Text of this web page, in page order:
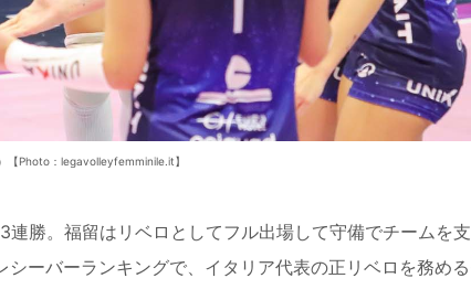
【Photo：legavolleyfemminile.it】
3連勝。福留はリベロとしてフル出場して守備でチームを
シーバーランキングで、イタリア代表の正リベロを務め